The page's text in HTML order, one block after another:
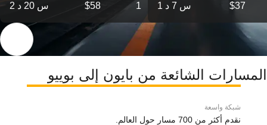
2 س 20 د $58 1 1 س 7 د $37
المسارات الشائعة من بايون إلى بوييو
شبكة واسعة
نقدم أكثر من 700 مسار حول العالم.